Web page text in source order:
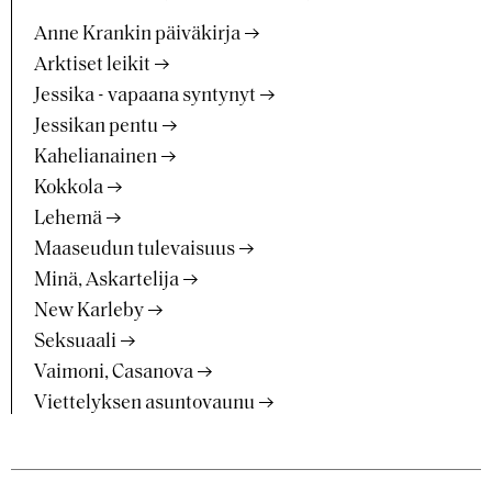
Anne Krankin päiväkirja
Arktiset leikit
Jessika - vapaana syntynyt
Jessikan pentu
Kahelianainen
Kokkola
Lehemä
Maaseudun tulevaisuus
Minä, Askartelija
New Karleby
Seksuaali
Vaimoni, Casanova
Viettelyksen asuntovaunu